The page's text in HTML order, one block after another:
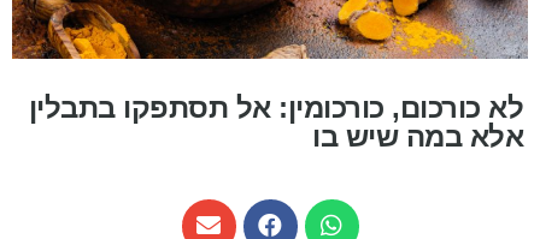
לא כורכום, כורכומין: אל תסתפקו בתבלין
אלא במה שיש בו